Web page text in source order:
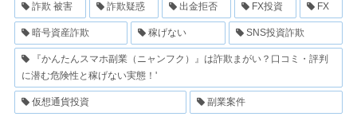
詐欺 被害 詐欺疑惑 出金拒否 FX投資 FX
暗号資産詐欺 稼げない SNS投資詐欺
『かんたんスマホ副業（ニャンフク）』は詐欺まがい？口コミ・評判
に潜む危険性と稼げない実態！'
仮想通貨投資 副業案件